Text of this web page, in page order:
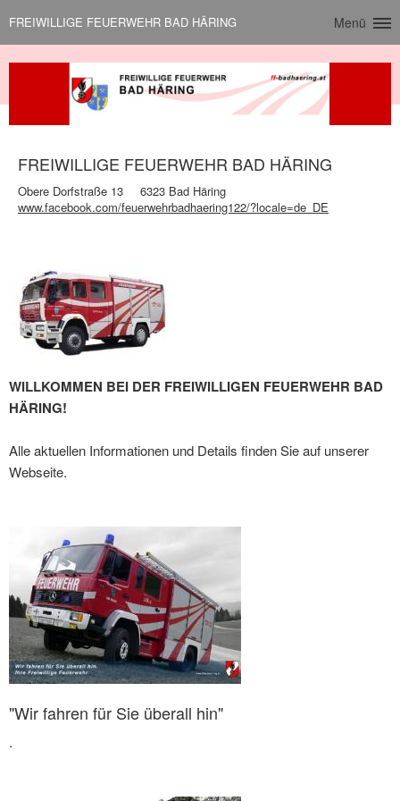
FREIWILLIGE FEUERWEHR BAD HÄRING Menü
FREIWILLIGE FEUERWEHR BAD HÄRING
Obere Dorfstraße 13
6323 Bad Häring
www.facebook.com/feuerwehrbadhaering122/?locale=de_DE
WILLKOMMEN BEI DER FREIWILLIGEN FEUERWEHR BAD
HÄRING!
Alle aktuellen Informationen und Details finden Sie auf unserer
Webseite.
"Wir fahren für Sie überall hin"
.